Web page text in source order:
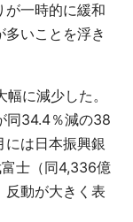
が一時的に緩和
いことを浮き
に減少した。
同34.4％減の38
には日本振興銀
士（同4,336億
反動が大きく表